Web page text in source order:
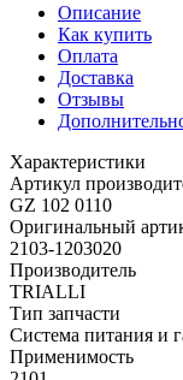
Описание
Как купить
Оплата
Доставка
Отзывы
Характеристики
Артикул
GZ 102 0110
Оригинальный
2103-1203020
Производитель
TRIALLI
Тип запчасти
Система питания и
Применимость